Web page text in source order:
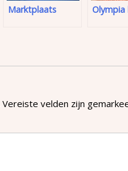
Marktplaats Olympia
Vereiste velden zijn